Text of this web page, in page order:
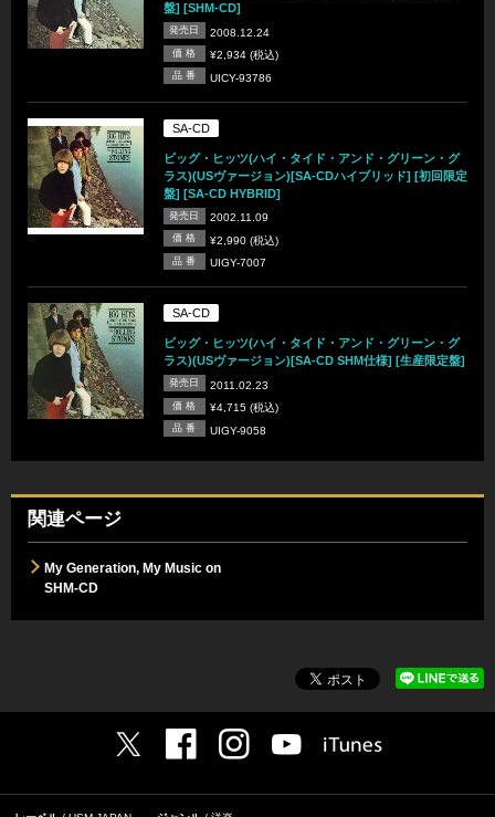
盤] [SHM-CD]
発売日 2008.12.24
価 格 ¥2,934 (税込)
品 番 UICY-93786
SA-CD
ビッグ・ヒッツ(ハイ・タイド・アンド・グリーン・グ
ラス)(USヴァージョン)[SA-CDハイブリッド] [初回限定
盤] [SA-CD HYBRID]
発売日 2002.11.09
価 格 ¥2,990 (税込)
品 番 UIGY-7007
SA-CD
ビッグ・ヒッツ(ハイ・タイド・アンド・グリーン・グ
ラス)(USヴァージョン)[SA-CD SHM仕様] [生産限定盤]
発売日 2011.02.23
価 格 ¥4,715 (税込)
品 番 UIGY-9058
関連ページ
My Generation, My Music on
SHM-CD